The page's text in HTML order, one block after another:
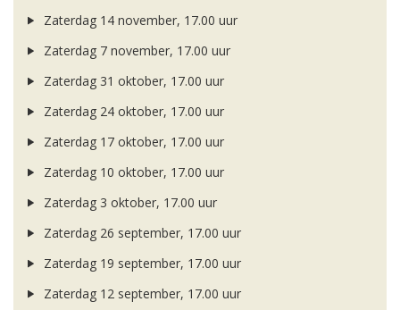
Zaterdag 14 november, 17.00 uur
Zaterdag 7 november, 17.00 uur
Zaterdag 31 oktober, 17.00 uur
Zaterdag 24 oktober, 17.00 uur
Zaterdag 17 oktober, 17.00 uur
Zaterdag 10 oktober, 17.00 uur
Zaterdag 3 oktober, 17.00 uur
Zaterdag 26 september, 17.00 uur
Zaterdag 19 september, 17.00 uur
Zaterdag 12 september, 17.00 uur